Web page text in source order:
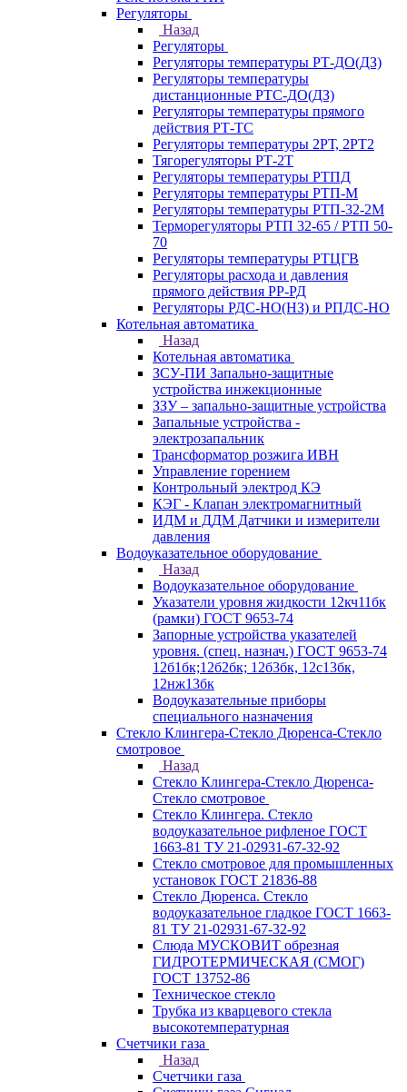
Регуляторы
Назад
Регуляторы
Регуляторы температуры РТ-ДО(ДЗ)
Регуляторы температуры
дистанционные РТС-ДО(ДЗ)
Регуляторы температуры прямого
действия РТ-ТС
Регуляторы температуры 2РТ, 2РT2
Тягорегуляторы РТ-2Т
Регуляторы температуры РТПД
Регуляторы температуры РТП-M
Регуляторы температуры РТП-32-2М
Терморегуляторы РТП 32-65 / РТП 50-
70
Регуляторы температуры РТЦГВ
Регуляторы расхода и давления
прямого действия РР-РД
Регуляторы РДС-НО(НЗ) и РПДС-НО
Котельная автоматика
Назад
Котельная автоматика
ЗСУ-ПИ Запально-защитные
устройства инжекционные
ЗЗУ – запально-защитные устройства
Запальные устройства -
электрозапальник
Трансформатор розжига ИВН
Управление горением
Контрольный электрод КЭ
КЭГ - Клапан электромагнитный
ИДМ и ДДМ Датчики и измерители
давления
Водоуказательное оборудование
Назад
Водоуказательное оборудование
Указатели уровня жидкости 12кч11бк
(рамки) ГОСТ 9653-74
Запорные устройства указателей
уровня. (спец. назнач.) ГОСТ 9653-74
12б1бк;12б2бк; 12б3бк, 12с13бк,
12нж13бк
Водоуказательные приборы
специального назначения
Стекло Клингера-Стекло Дюренса-Стекло
смотровое
Назад
Стекло Клингера-Стекло Дюренса-
Стекло смотровое
Стекло Клингера. Стекло
водоуказательное рифленое ГОСТ
1663-81 ТУ 21-02931-67-32-92
Стекло смотровое для промышленных
установок ГОСТ 21836-88
Стекло Дюренса. Стекло
водоуказательное гладкое ГОСТ 1663-
81 ТУ 21-02931-67-32-92
Слюда МУСКОВИТ обрезная
ГИДРОТЕРМИЧЕСКАЯ (СМОГ)
ГОСТ 13752-86
Техническое стекло
Трубка из кварцевого стекла
высокотемпературная
Счетчики газа
Назад
Счетчики газа